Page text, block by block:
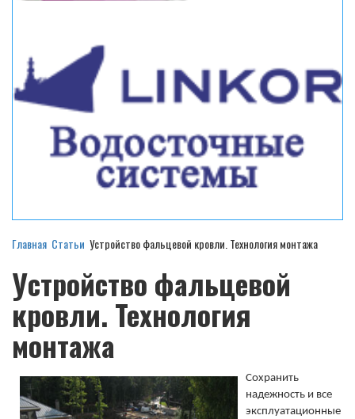
Главная Статьи Устройство фальцевой кровли. Технология монтажа
Устройство фальцевой
кровли. Технология
монтажа
Сохранить
надежность и все
эксплуатационные